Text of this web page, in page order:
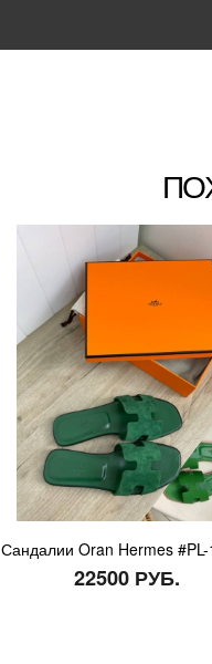
Сандалии Oran Hermes
22500 РУБ.